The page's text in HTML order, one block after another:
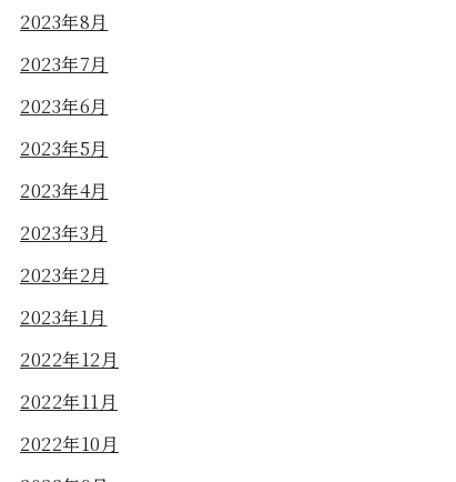
2023年8月
2023年7月
2023年6月
2023年5月
2023年4月
2023年3月
2023年2月
2023年1月
2022年12月
2022年11月
2022年10月